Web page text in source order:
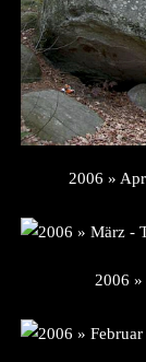
2006 »
2006